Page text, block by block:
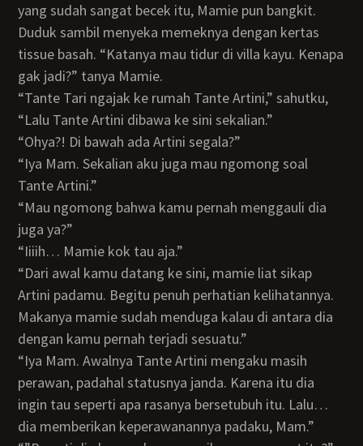
yang sudah sangat becek itu, Mamie pun bangkit.
Duduk sambil menyeka memeknya dengan kertas
tissue basah. “Katanya mau tidur di villa kayu. Kenapa
gak jadi?” tanya Mamie.
“Tante Tari ngajak ke rumah Tante Artini,” sahutku,
“Lalu Tante Artini dibawa ke sini sekalian.”
“Ohya?! Di bawah ada Artini segala?”
“Iya Mam. Sekalian aku juga mau ngomong soal
Tante Artini.”
“Mau ngomong bahwa kamu pernah menggauli dia
juga ya?”
“Iiiih… Mamie kok tau aja.”
“Dari awal kamu datang ke sini, mamie liat sikap
Artini padamu. Begitu penuh perhatian kelihatannya.
Makanya mamie sudah menduga kalau di antara dia
dengan kamu pernah terjadi sesuatu.”
“Iya Mam. Awalnya Tante Artini mengaku masih
perawan, padahal statusnya janda. Karena itu dia
ingin tau seperti apa rasanya bersetubuh itu. Lalu…
dia memberikan keperawanannya padaku, Mam.”